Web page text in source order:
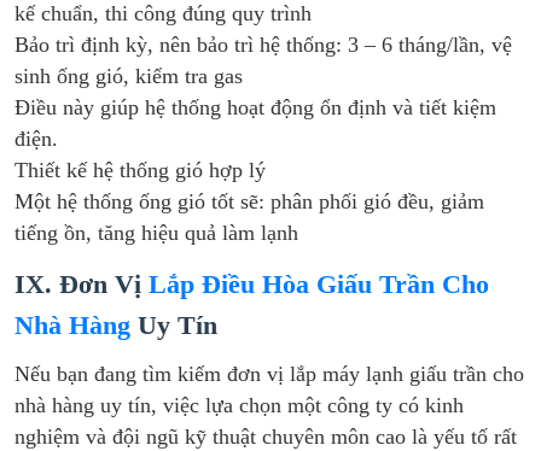
kế chuẩn, thi công đúng quy trình
Bảo trì định kỳ, nên bảo trì hệ thống: 3 – 6 tháng/lần, vệ
sinh ống gió, kiểm tra gas
Điều này giúp hệ thống hoạt động ổn định và tiết kiệm
điện.
Thiết kế hệ thống gió hợp lý
Một hệ thống ống gió tốt sẽ: phân phối gió đều, giảm
tiếng ồn, tăng hiệu quả làm lạnh
IX. Đơn Vị Lắp Điều Hòa Giấu Trần Cho
Nhà Hàng Uy Tín
Nếu bạn đang tìm kiếm đơn vị lắp máy lạnh giấu trần cho
nhà hàng uy tín, việc lựa chọn một công ty có kinh
nghiệm và đội ngũ kỹ thuật chuyên môn cao là yếu tố rất